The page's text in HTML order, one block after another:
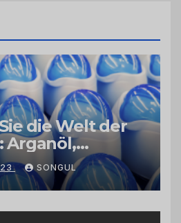
die Welt der
Arganöl,
und
von
und Anbietern
SONGUL